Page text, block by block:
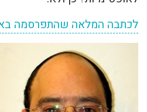
לכתבה המלאה שהתפרסמה